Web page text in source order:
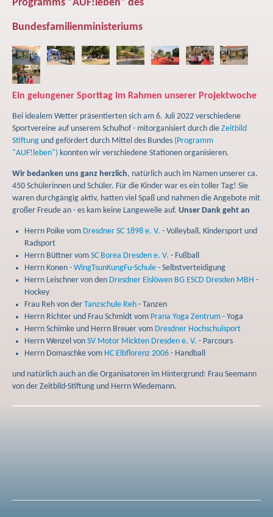
Programms "AUF!leben" des
Bundesfamilienministeriums
Ein gelungener Sporttag im Rahmen unserer Projektwoche
Bei idealem Wetter präsentierten sich am 6. Juli 2022 verschiedene
Sportvereine auf unserem Schulhof - mitorganisiert durch die Zeitbild
Stiftung und gefördert durch Mittel des Bundes (Programm
"AUF!leben") konnten wir verschiedene Stationen organisieren.
Wir bedanken uns ganz herzlich, natürlich auch im Namen unserer ca.
450 Schülerinnen und Schüler. Für die Kinder war es ein toller Tag! Sie
waren durchgängig aktiv, hatten viel Spaß und nahmen die Angebote mit
großer Freude an - es kam keine Langeweile auf. Unser Dank geht an
Herrn Poike vom Dresdner SC 1898 e. V. - Volleyball, Kindersport und
Radsport
Herrn Büttner vom SC Borea Dresden e. V. - Fußball
Herrn Konen - WingTsunKungFu-Schule - Selbstverteidigung
Herrn Leischner von den Dresdner Eislöwen BG ESCD Dresden MBH -
Hockey
Frau Reh von der Tanzschule Reh - Tanzen
Herrn Richter und Frau Schmidt vom Prana Yoga Zentrum - Yoga
Herrn Schimke und Herrn Breuer vom Dresdner Hochschulsport
Herrn Wenzel von SV Motor Mickten Dresden e. V. - Parcours
Herrn Domaschke vom HC Elbflorenz 2006 - Handball
und natürlich auch an die Organisatoren im Hintergrund: Frau Seemann
von der Zeitbild-Stiftung und Herrn Wiedemann.